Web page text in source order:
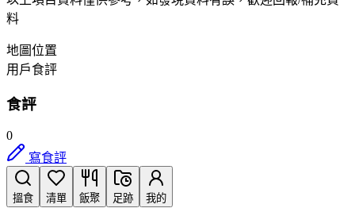
料
地圖位置
用戶食評
食評
0
寫食評
搵食 清單 飯聚 足跡 我的